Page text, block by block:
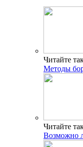
Читайте
Методы
Читайте
Возможно